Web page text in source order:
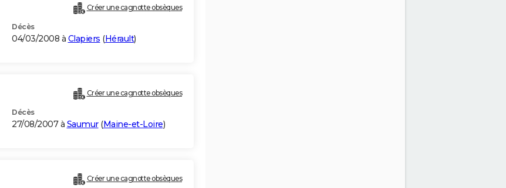
Créer une cagnotte obsèques
Décès
04/03/2008 à Clapiers (Hérault)
Créer une cagnotte obsèques
Décès
27/08/2007 à Saumur(Maine-et-Loire)
Créer une cagnotte obsèques